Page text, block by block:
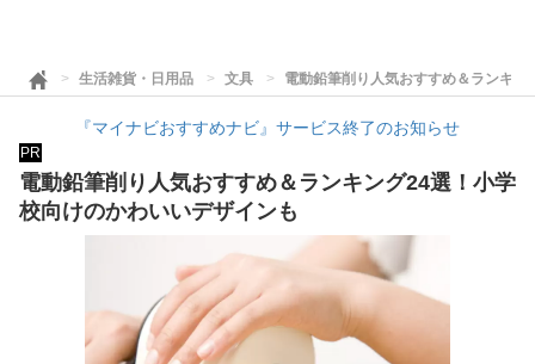
生活雑貨・日用品 文具 電動鉛筆削り人気おすすめ＆ランキ
『マイナビおすすめナビ』サービス終了のお知らせ
PR
電動鉛筆削り人気おすすめ＆ランキング24選！小学
校向けのかわいいデザインも